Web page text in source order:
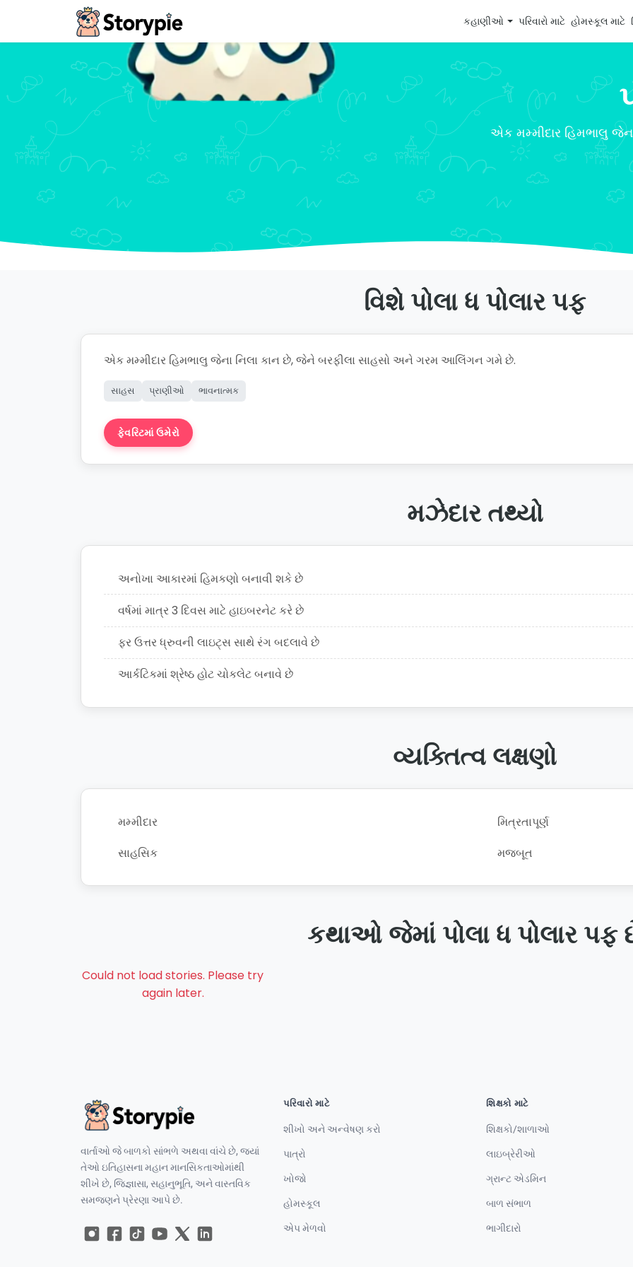
Storypie - Home કહાણીઓ પરિવારો માટે હોમસ્કૂલ માટે
એક મમ્મીદાર હિમભાલુ
વિશે પોલા ધ પોલાર પફ
એક મમ્મીદાર હિમભાલુ જેના નિલા કાન છે, જેને બરફીલા સાહસો અને ગરમ આલિંગન ગમે છે.
સાહસ પ્રાણીઓ ભાવનાત્મક
ફેવરિટમાં ઉમેરો
મઝેદાર તથ્યો
અનોખા આકારમાં હિમકણો બનાવી શકે છે
વર્ષમાં માત્ર 3 દિવસ માટે હાઇબરનેટ કરે છે
ફર ઉત્તર ધ્રુવની લાઇટ્સ સાથે રંગ બદલાવે છે
આર્કટિકમાં શ્રેષ્ઠ હોટ ચોકલેટ બનાવે છે
વ્યક્તિત્વ લક્ષણો
મમ્મીદાર
સાહસિક
મિત્રતાપૂર્ણ
મજબૂત
કથાઓ જેમાં પોલા ધ પોલાર પફ
Could not load stories. Please try
again later.
વાર્તાઓ જે બાળકો સાંભળે અથવા વાંચે છે, જ્યાં
તેઓ ઇતિહાસના મહાન માનસિકતાઓમાંથી
શીખે છે, જિજ્ઞાસા, સહાનુભૂતિ, અને વાસ્તવિક
સમજણને પ્રેરણા આપે છે.
પરિવારો માટે
શીખો અને અન્વેષણ કરો
પાત્રો
ખોજો
હોમસ્કૂલ
એપ મેળવો
શિક્ષકો માટે
શિક્ષકો/શાળાઓ
લાઇબ્રેરીઓ
ગ્રાન્ટ એડમિન
બાળ સંભાળ
ભાગીદારો